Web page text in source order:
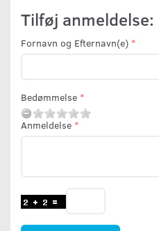
Tilføj anmeldelse:
Fornavn og Efternavn(e)
Bedømmelse
Anmeldelse